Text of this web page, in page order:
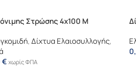
Στρώσης 4χ100 Μ
,Δίχτυα Ελαιοσυλλογής,
€χωρίς ΦΠΑ